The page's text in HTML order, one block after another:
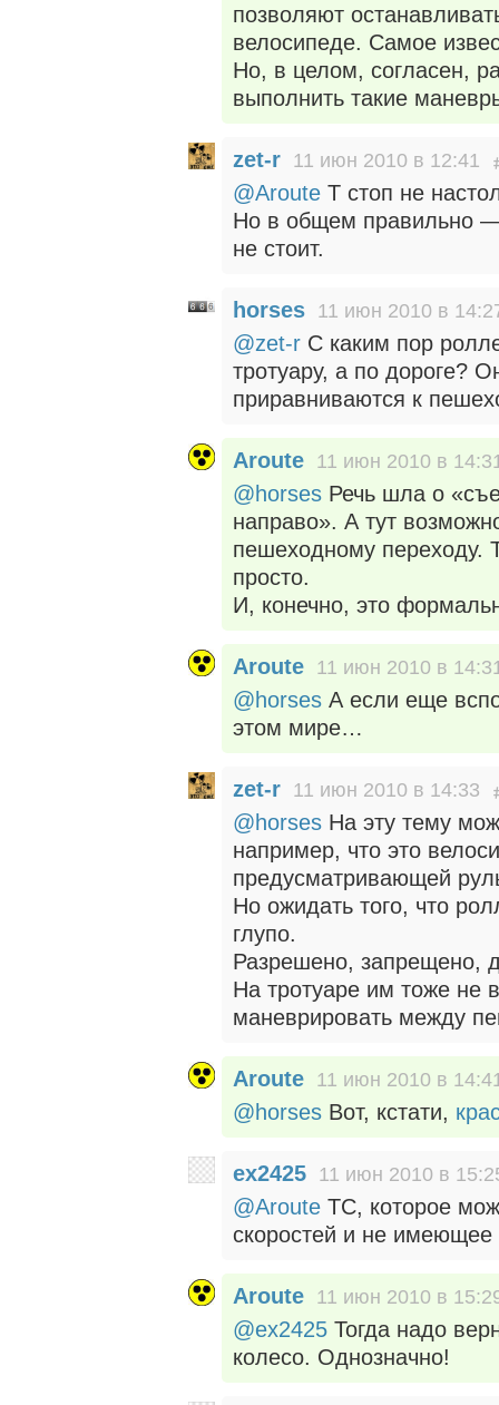
позволяют
велосипеде. Самое
Но, в целом, согласен,
выполнить такие
zet-r 11 июн 2010 в 12:41
@Aroute Т стоп не
Но в общем правильно —
не стоит.
horses 11 июн 2010 в
@zet-r С каким пор
тротуару, а по дороге?
приравниваются к
Aroute 11 июн 2010 в
@horses Речь шла о
направо». А тут
пешеходному переходу.
просто.
И, конечно, это
Aroute 11 июн 2010 в
@horses А если еще
этом мире…
zet-r 11 июн 2010 в 14:33
@horses На эту тему
например, что это
предусматривающей
Но ожидать того, что
глупо.
Разрешено, запрещено,
На тротуаре им тоже не
маневрировать между
Aroute 11 июн 2010 в
@horses Вот, кстати,
ex2425 11 июн 2010 в
@Aroute ТС, которое
скоростей и не имеющее
Aroute 11 июн 2010 в
@ex2425 Тогда надо
колесо. Однозначно!